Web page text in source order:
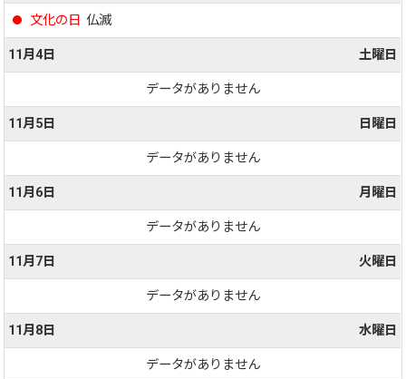
文化の日 仏滅
11月4日 土曜日
データがありません
11月5日 日曜日
データがありません
11月6日 月曜日
データがありません
11月7日 火曜日
データがありません
11月8日 水曜日
データがありません